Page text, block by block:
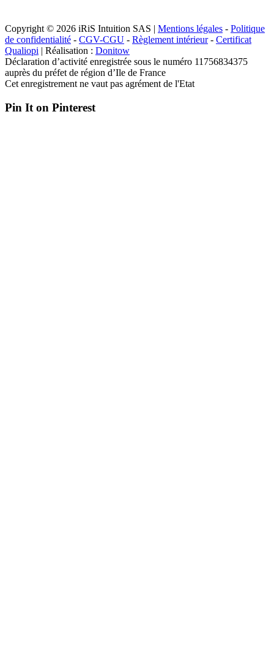
Copyright © 2026 iRiS Intuition SAS | Mentions légales - Politique
de confidentialité - CGV-CGU - Règlement intérieur- Certificat
Qualiopi | Réalisation : Donitow
Déclaration d’activité enregistrée sous le numéro 11756834375
auprès du préfet de région d’Ile de France
Cet enregistrement ne vaut pas agrément de l'Etat
Pin It on Pinterest